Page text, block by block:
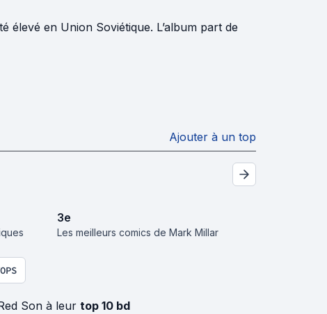
élevé en Union Soviétique. L’album part de
Ajouter à un top
3e
Les meilleurs comics de Mark Millar
Son à leur top 10 bd